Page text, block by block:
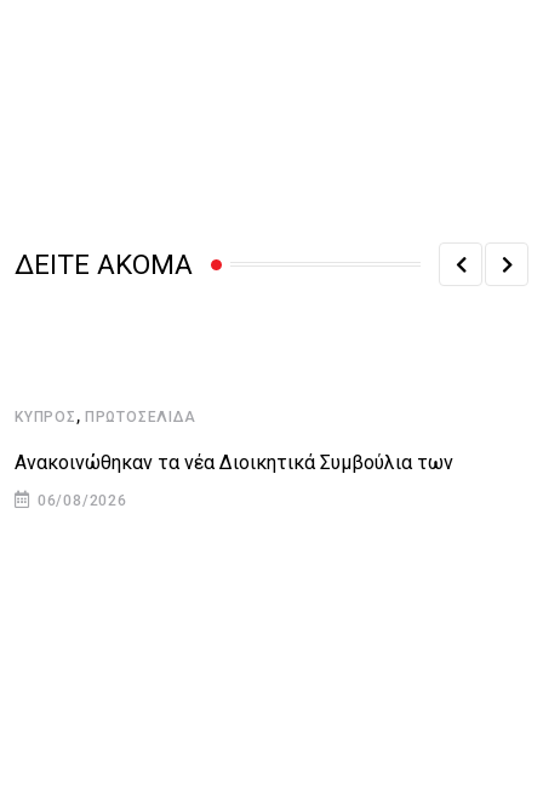
ΔΕΙΤΕ ΑΚΟΜΑ
ΚΎΠΡΟΣ , ΠΡΩΤΟΣΈΛΙΔΑ
Ανακοινώθηκαν τα νέα Διοικητικά Συμβούλια των
06/08/2026